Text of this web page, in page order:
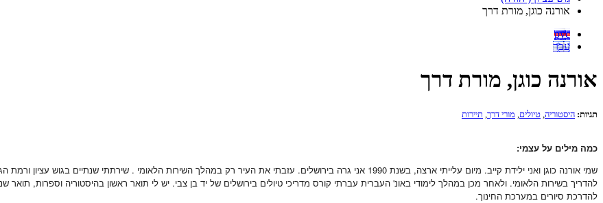
אורנה כוגן, מורת דרך
рус
עבר
אורנה כוגן, מורת דרך
תגיות: היסטוריה טיולים מורי דרך תיירות
כמה מילים על עצמי:
שמי אורנה כוגן ואני ילידת קייב. מיום עלייתי ארצה, בשנת 1990 אני גרה בירושלים. עזבתי את העיר רק במהלך השירות הלאומי .
להדריך בשירות הלאומי. ולאחר מכן במהלך לימודי באונ' העברית עברתי קורס מדריכי טיולים בירושלים של יד בן צבי. יש לי תואר ראשון בהיסטוריה וספרות,
להדרכת סיורים במערכת החינוך.